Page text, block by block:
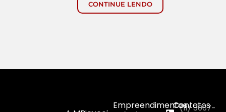
CONTINUE LENDO
EmpreendimentosContatos
(11) 5067-